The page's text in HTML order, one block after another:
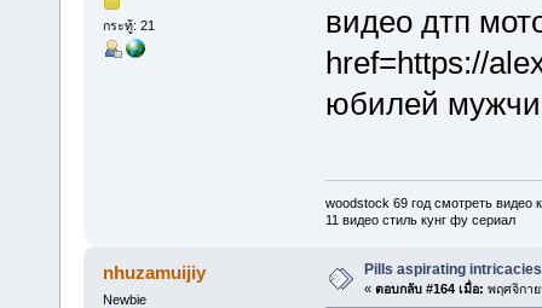
กระทู้: 21
видео дтп
href=https://
юбилей
woodstock 69 год смотреть видео
11 видео стиль кунг фу сериал
nhuzamuijiy
Newbie
Pills aspirating
« ตอบกลับ #164 เมื่อ: พฤศจิกา